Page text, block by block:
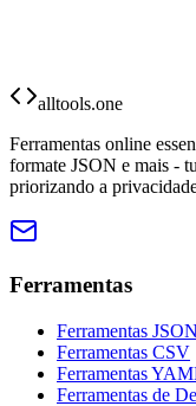
alltools.one
Ferramentas online
formate JSON e mais -
priorizando a
Ferramentas
Ferramentas JSON
Ferramentas CSV
Ferramentas
Ferramentas de